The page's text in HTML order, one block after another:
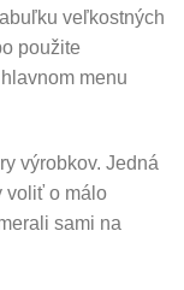
veľkostných
použite
menu
výrobkov. Jedná
voliť o málo
sami na